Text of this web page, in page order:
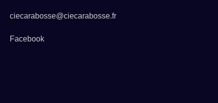
ciecarabosse@ciecarabosse.fr
Facebook